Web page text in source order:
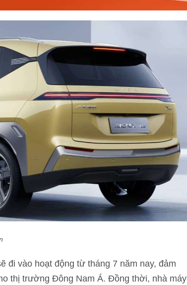
đi vào hoạt động từ tháng 7 năm nay, đảm
thị trường Đông Nam Á. Đồng thời, nhà máy